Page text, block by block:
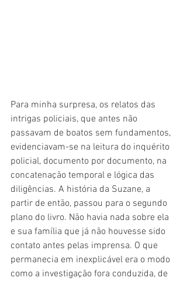
Para minha surpresa, os relatos das
intrigas policiais, que antes não
passavam de boatos sem fundamentos,
evidenciavam-se na leitura do inquérito
policial, documento por documento, na
concatenação temporal e lógica das
diligências. A história da Suzane, a
partir de então, passou para o segundo
plano do livro. Não havia nada sobre ela
e sua família que já não houvesse sido
contato antes pelas imprensa. O que
permanecia em inexplicável era o modo
como a investigação fora conduzida, de